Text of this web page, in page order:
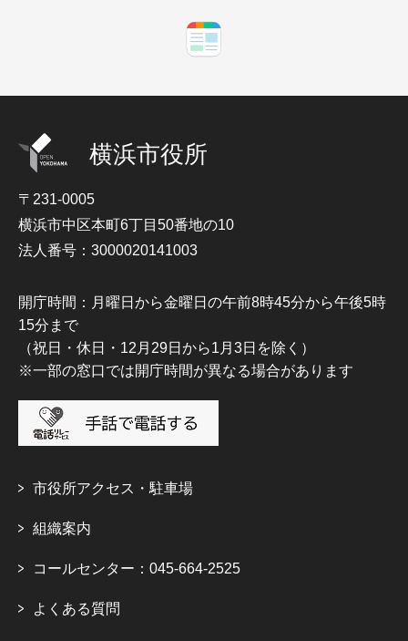
横浜市役所
〒231-0005
横浜市中区本町6丁目50番地の10
法人番号：3000020141003
開庁時間：月曜日から金曜日の午前8時45分から午後5時
15分まで
（祝日・休日・12月29日から1月3日を除く）
※一部の窓口では開庁時間が異なる場合があります
市役所アクセス・駐車場
組織案内
コールセンター：045-664-2525
よくある質問